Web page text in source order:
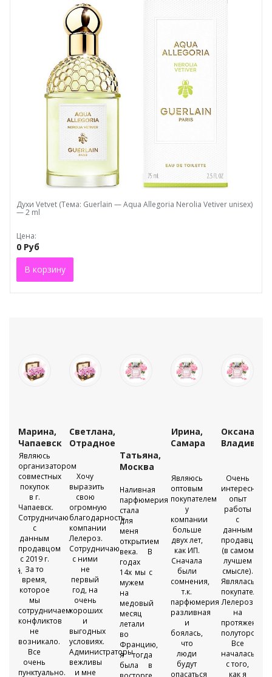
Духи Vеtvеt (Тема: Guerlain — Aqua Allegoria Nerolia Vetiver unisex)
— 2 ml
Цена:
0 Руб
В корзину
Марина,
Чапаевск
Являюсь
организатором
совместных
покупок
в г.
Чапаевск.
Сотрудничаю
с
данным
продавцом
с 2019 г.
За то
время,
которое
мы
сотрудничаем
конфликтов
не
возникало.
Все
очень
пунктуально.
Светлана,
Отрадное
Хочу
выразить
свою
огромную
благодарность
компании
Лелероз.
Сотрудничаю
с ними
не
первый
год, на
очень
хороших
и
выгодных
условиях.
Администраторы
вежливы
и мне
Татьяна,
Москва
Наливная
парфюмерия
стала
для
меня
открытием
века. В
годах
14х мы с
мужем
на
медовый
месяц
летали
во
Францию,
я тогда
была в
Ирина,
Самара
Являюсь
оптовым
покупателем
у
компании
больше
двух лет,
как ИП.
Сначала
были
сомнения,
т.к.
парфюмерия
разливная
и
боялась,
что
люди
будут
опасаться
Оксана,
Очень
интересный
опыт
работы
с
данным
продавцом
(в самом
лучшем
смысле).
Являлась
Лелероз
на
протяжении
Все
началась
с того,
как я